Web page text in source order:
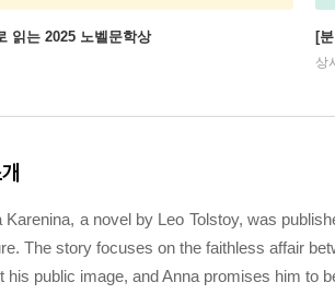
읽는 2025 노벨문학상 [
상
Karenina, a novel by Leo Tolstoy, was
The story focuses on the faithless affair
his public image, and Anna promises him to